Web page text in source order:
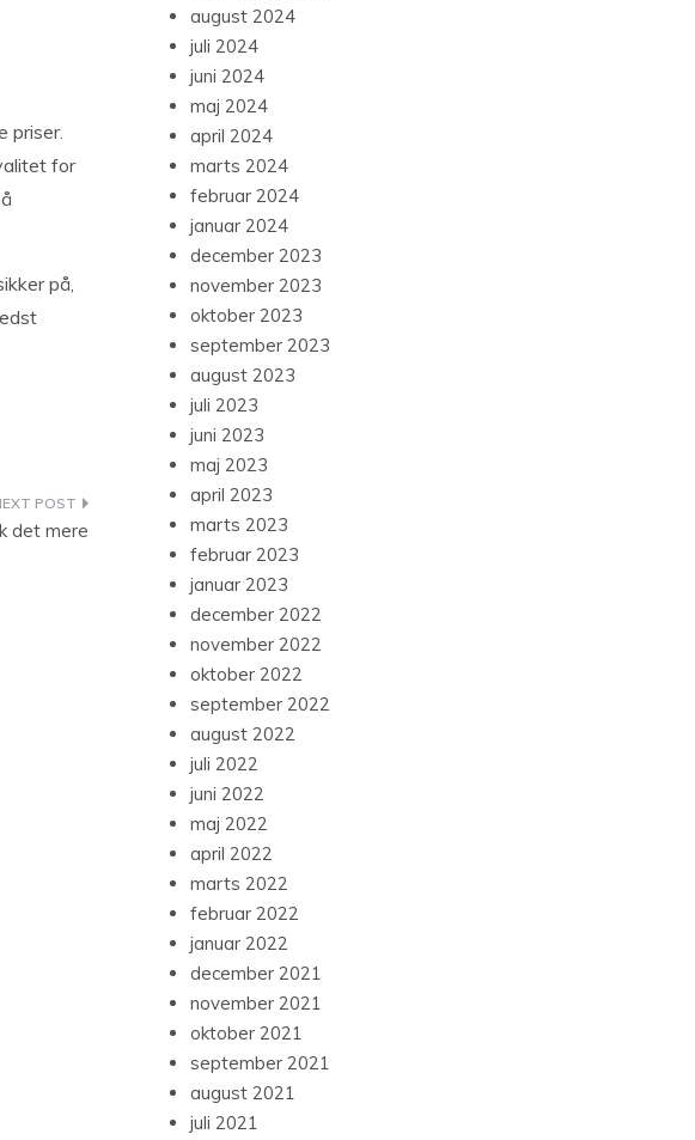
priser.
for
på,
det mere
august 2024
juli 2024
juni 2024
maj 2024
april 2024
marts 2024
februar 2024
januar 2024
december 2023
november 2023
oktober 2023
september 2023
august 2023
juli 2023
juni 2023
maj 2023
april 2023
marts 2023
februar 2023
januar 2023
december 2022
november 2022
oktober 2022
september 2022
august 2022
juli 2022
juni 2022
maj 2022
april 2022
marts 2022
februar 2022
januar 2022
december 2021
november 2021
oktober 2021
september 2021
august 2021
juli 2021